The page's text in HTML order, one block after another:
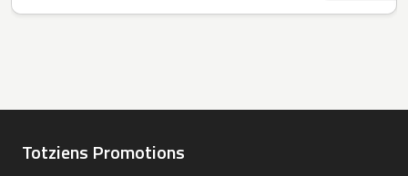
Totziens Promotions